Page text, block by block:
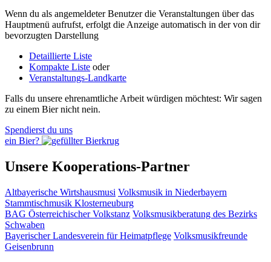
Wenn du als angemeldeter Benutzer die Veranstaltungen über das
Hauptmenü aufrufst, erfolgt die Anzeige automatisch in der von dir
bevorzugten Darstellung
Detaillierte Liste
Kompakte Liste oder
Veranstaltungs-Landkarte
Falls du unsere ehrenamtliche Arbeit würdigen möchtest: Wir sagen
zu einem Bier nicht nein.
Spendierst du uns
ein Bier?
Unsere Kooperations-Partner
Altbayerische Wirtshausmusi Volksmusik in Niederbayern
Stammtischmusik Klosterneuburg
BAG Österreichischer Volkstanz Volksmusikberatung des Bezirks
Schwaben
Bayerischer Landesverein für Heimatpflege Volksmusikfreunde
Geisenbrunn